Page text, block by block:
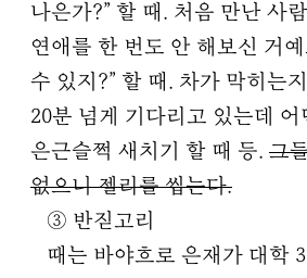
나은가?” 할 때. 처음 만난 사
연애를 한 번도 안 해보신 거
수 있지?” 할 때. 차가 막히는
20분 넘게 기다리고 있는데
은근슬쩍 새치기 할 때 등. 그
없으니 젤리를 씹는다.
③ 반짇고리
때는 바야흐로 은재가 대학